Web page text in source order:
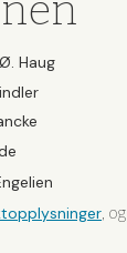
Haug
, og